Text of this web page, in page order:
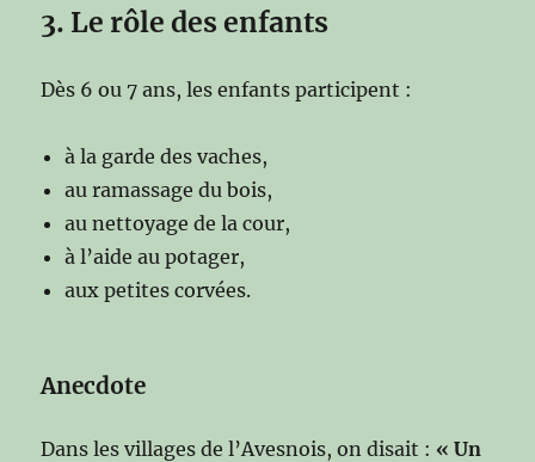
3. Le rôle des enfants
Dès 6 ou 7 ans, les enfants participent :
à la garde des vaches,
au ramassage du bois,
au nettoyage de la cour,
à l’aide au potager,
aux petites corvées.
Anecdote
Dans les villages de l’Avesnois, on disait : « Un